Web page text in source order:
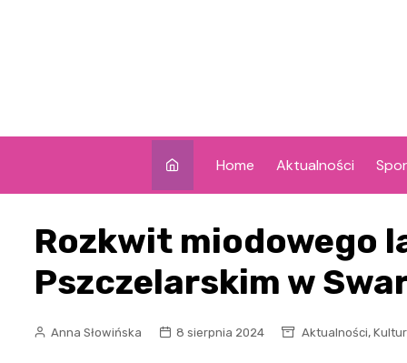
Home Aktualności
Rozkwit miodowego
Pszczelarskim w
Anna Słowińska 8 sierpnia 2024 Aktualności,